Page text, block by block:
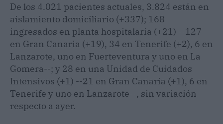
De los 4.021 pacientes actuales, 3.824 están en
aislamiento domiciliario (+337); 168
ingresados en planta hospitalaria (+21) --127
en Gran Canaria (+19), 34 en Tenerife (+2), 6 en
Lanzarote, uno en Fuerteventura y uno en La
Gomera--; y 28 en una Unidad de Cuidados
Intensivos (+1) --21 en Gran Canaria (+1), 6 en
Tenerife y uno en Lanzarote--, sin variación
respecto a ayer.